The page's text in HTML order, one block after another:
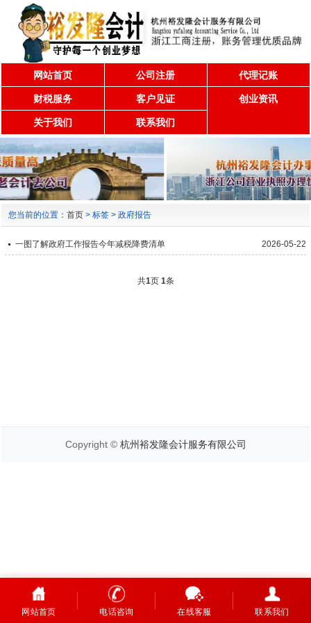
网站首页 公司注册 代理记账
财税服务 客户见证 创业资讯
关于我们 联系我们
您当前的位置： 首页 > 标签 > 政府报告
一图了解政府工作报告今年减税降费清单 2026-05-22
共1页 1条
Copyright © 杭州裕发隆会计服务有限公司
网站首页 电话咨询 在线客服 联系我们